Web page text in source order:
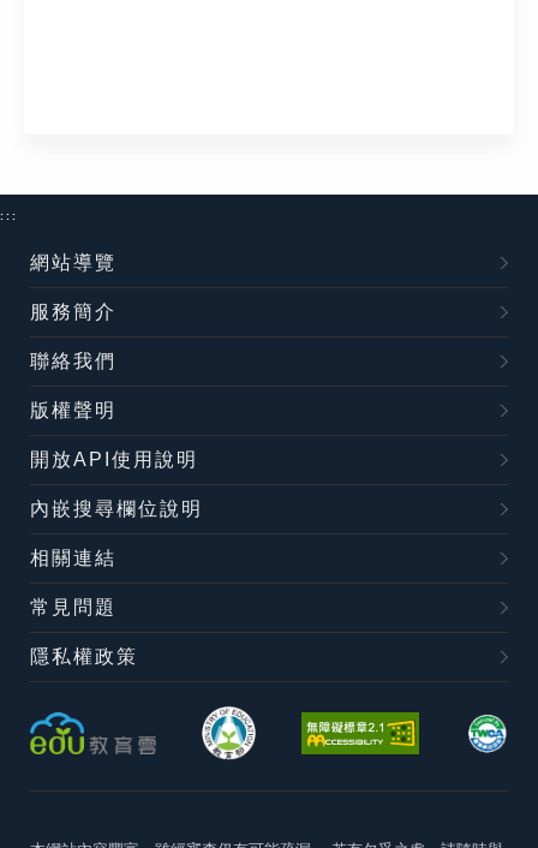
:::
網站導覽
服務簡介
聯絡我們
版權聲明
開放API使用說明
內嵌搜尋欄位說明
相關連結
常見問題
隱私權政策